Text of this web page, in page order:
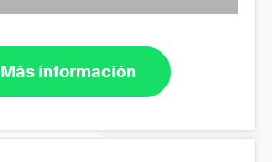
Más información